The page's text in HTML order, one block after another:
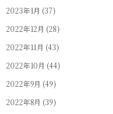
2023年1月 (37)
2022年12月 (28)
2022年11月 (43)
2022年10月 (44)
2022年9月 (49)
2022年8月 (39)